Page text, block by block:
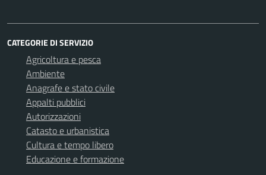
CATEGORIE DI SERVIZIO
Agricoltura e pesca
Ambiente
Anagrafe e stato civile
Appalti pubblici
Autorizzazioni
Catasto e urbanistica
Cultura e tempo libero
Educazione e formazione